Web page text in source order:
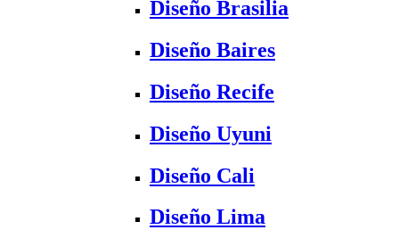
Diseño Brasilia
Diseño Baires
Diseño Recife
Diseño Uyuni
Diseño Cali
Diseño Lima